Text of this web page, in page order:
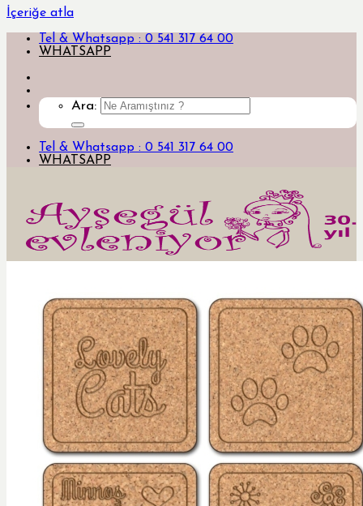
İçeriğe atla
Tel & Whatsapp : 0 541 317 64 00
WHATSAPP
Ara:
Tel & Whatsapp : 0 541 317 64 00
WHATSAPP
Davetiye
Yeni Tasarım Davetiye ve Hediyeler
Özel Tasarım Davetiyeler
Lazer Kesimli Davetiyeler
3 Boyutlu 3d davetiyeler
Pleksi Davetiyeler
Kutulu Davetiyeler
Yurt Dışı Tasarım Davetiyeler